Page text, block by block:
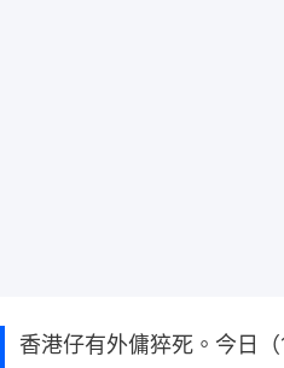
香港仔有外傭猝死。今日